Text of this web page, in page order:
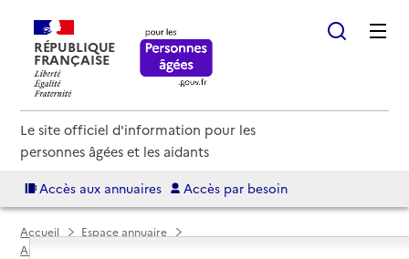
RÉPUBLIQUE
FRANÇAISE
Le site officiel d'information pour les
personnes âgées et les aidants
Accès aux annuaires Accès par besoin
Accueil
Espace annuaire
Annuaire EHPAD et maisons de retraite